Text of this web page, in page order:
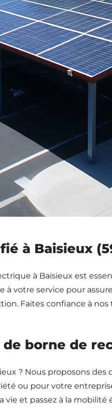
à Baisieux
à Baisieux est
votre service pour
Faites confiance à
borne de
? Nous proposons
ou pour votre
et passez à la